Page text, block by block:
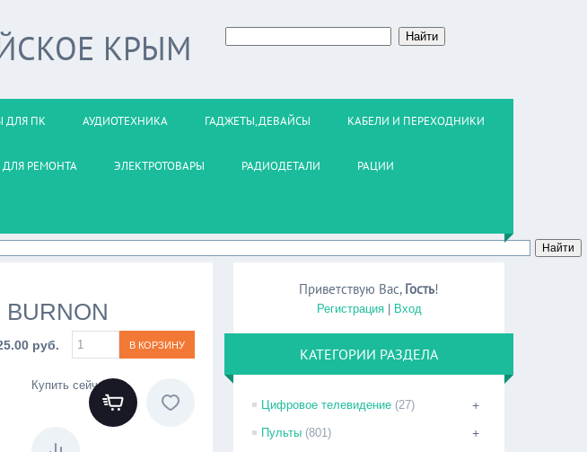
КРЫМ
ДЛЯ ПК АУДИОТЕХНИКА ГАДЖЕТЫ,ДЕВАЙСЫ КАБЕЛИ И ПЕРЕХОДНИКИ
РЕМОНТА ЭЛЕКТРОТОВАРЫ РАДИОДЕТАЛИ РАЦИИ
BURNON
руб.
Купить сейчас
Приветствую Вас, Гость!
Регистрация| Вход
КАТЕГОРИИ РАЗДЕЛА
+
Цифровое телевидение (27)
+
Пульты (801)